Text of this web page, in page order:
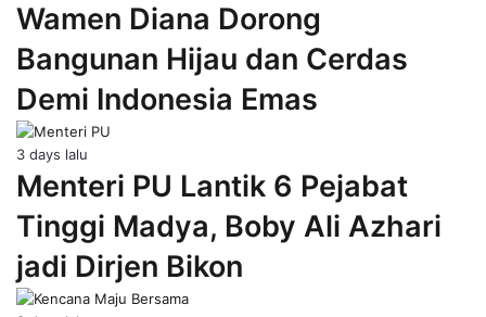
Wamen Diana Dorong
Bangunan Hijau dan Cerdas
Demi Indonesia Emas
3 days lalu
Menteri PU Lantik 6 Pejabat
Tinggi Madya, Boby Ali Azhari
jadi Dirjen Bikon